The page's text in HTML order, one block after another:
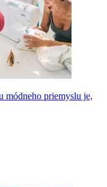
módneho priemyslu je,